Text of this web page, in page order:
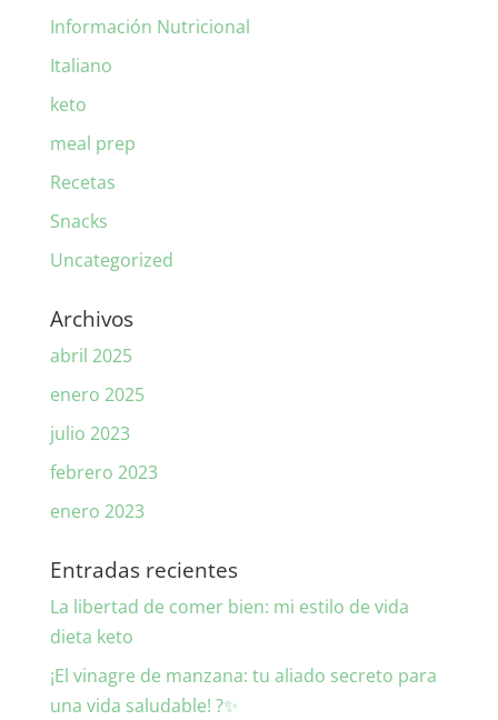
Información Nutricional
Italiano
keto
meal prep
Recetas
Snacks
Uncategorized
Archivos
abril 2025
enero 2025
julio 2023
febrero 2023
enero 2023
Entradas recientes
La libertad de comer bien: mi estilo de vida
dieta keto
¡El vinagre de manzana: tu aliado secreto para
una vida saludable! ?✨